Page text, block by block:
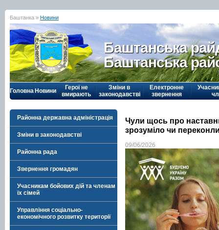
Баштанка » Новини
Баштанська
Баштанська
Головна Новини
Герої не
вмирають
Зміни в
законодавстві
Електронне
звернення
Районна державна адміністрація
Зміни в законодавстві
Районна рада
Звернення громадян
Учасникам бойових дій та членам
їх сімей
Управління соціально-
економічного розвитку території
Чули щось про
зрозуміло чи
09/06/2026